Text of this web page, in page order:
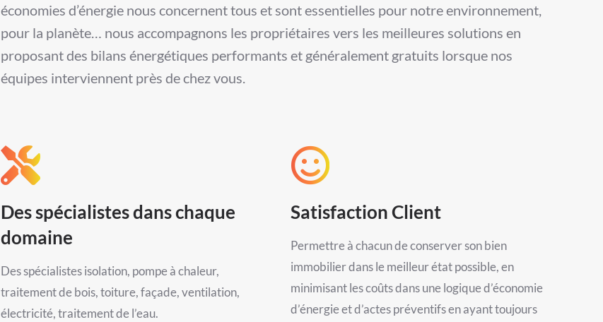
économies d’énergie nous concernent tous et sont essentielles pour notre environnement,
pour la planète… nous accompagnons les propriétaires vers les meilleures solutions en
proposant des bilans énergétiques performants et généralement gratuits lorsque nos
équipes interviennent près de chez vous.
Des spécialistes dans chaque
domaine
Des spécialistes isolation, pompe à chaleur,
traitement de bois, toiture, façade, ventilation,
électricité, traitement de l’eau.
Satisfaction Client
Permettre à chacun de conserver son bien
immobilier dans le meilleur état possible, en
minimisant les coûts dans une logique d’économie
d’énergie et d’actes préventifs en ayant toujours